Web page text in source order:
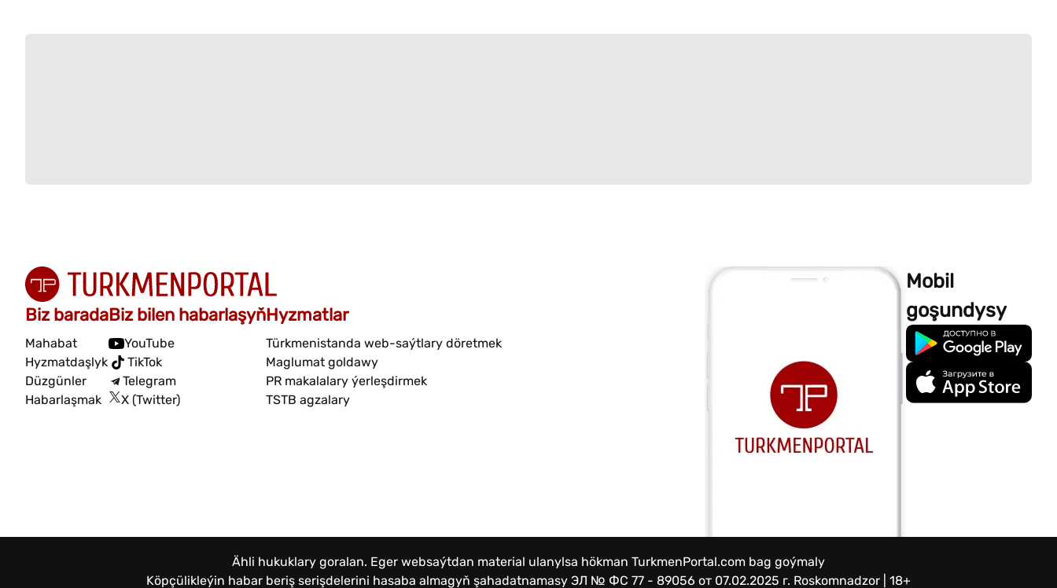
Biz barada
Mahabat
Hyzmatdaşlyk
Düzgünler
Habarlaşmak
Biz bilen habarlaşyň
YouTube
TikTok
Telegram
X (Twitter)
Hyzmatlar
Türkmenistanda web-saýtlary döretmek
Maglumat goldawy
PR makalalary ýerleşdirmek
TSTB agzalary
Mobil
goşundysy
Ähli hukuklary goralan. Eger websaýtdan material ulanylsa hökman TurkmenPortal.com bag goýmaly
Köpçülikleýin habar beriş serişdelerini hasaba almagyň şahadatnamasy ЭЛ № ФС 77 - 89056 от 07.02.2025 г. Roskomnadzor | 18+